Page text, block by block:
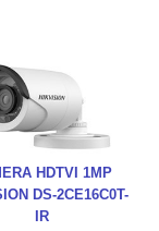
HDTVI 1MP
DS-2CE16C0T-
IR
ALL RIGHTS RESERVED